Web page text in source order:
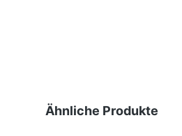
Produktgalerie überspringen
Ähnliche Produkte